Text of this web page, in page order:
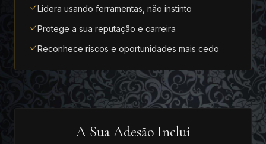
Lidera usando ferramentas, não instinto
Protege a sua reputação e carreira
Reconhece riscos e oportunidades mais cedo
A Sua Adesão Inclui